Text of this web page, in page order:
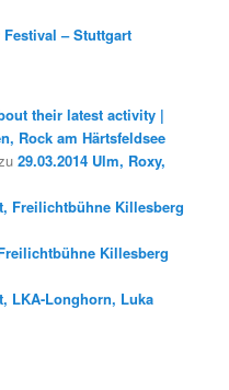
Festival – Stuttgart
their latest activity |
Rock am Härtsfeldsee
29.03.2014 Ulm, Roxy,
Freilichtbühne Killesberg
Killesberg
LKA-Longhorn, Luka